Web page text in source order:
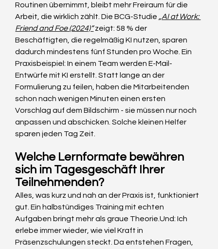
Routinen übernimmt, bleibt mehr Freiraum für die
Arbeit, die wirklich zählt. Die BCG-Studie „AI at Work:
Friend and Foe (2024)“ zeigt: 58 % der
Beschäftigten, die regelmäßig KI nutzen, sparen
dadurch mindestens fünf Stunden pro Woche. Ein
Praxisbeispiel: In einem Team werden E-Mail-
Entwürfe mit KI erstellt. Statt lange an der
Formulierung zu feilen, haben die Mitarbeitenden
schon nach wenigen Minuten einen ersten
Vorschlag auf dem Bildschirm - sie müssen nur noch
anpassen und abschicken. Solche kleinen Helfer
sparen jeden Tag Zeit.
Welche Lernformate bewähren
sich im Tagesgeschäft Ihrer
Teilnehmenden?
Alles, was kurz und nah an der Praxis ist, funktioniert
gut. Ein halbstündiges Training mit echten
Aufgaben bringt mehr als graue Theorie.Und: Ich
erlebe immer wieder, wie viel Kraft in
Präsenzschulungen steckt. Da entstehen Fragen,